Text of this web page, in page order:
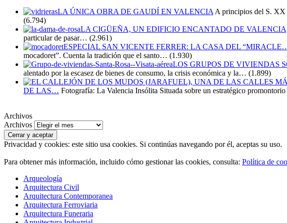
LA ÚNICA OBRA DE GAUDÍ EN VALENCIA A principios del S. XX
(6.794)
LA CIGÜEÑA, UN EDIFICIO ENCANTADO DE VALENCIA
particular de pasar… (2.961)
ESPECIAL SAN VICENTE FERRER: LA CASA DEL
mocadoret”. Cuenta la tradición que el santo… (1.930)
LOS GRUPOS DE VIVIENDAS
alentado por la escasez de bienes de consumo, la crisis económica y la… (1.899)
DE LAS… Fotografía: La Valencia Insólita Situada sobre un estratégico
Archivos
Archivos
Privacidad y cookies: este sitio usa cookies. Si continúas navegando por él, aceptas su uso.
Para obtener más información, incluido cómo gestionar las cookies, consulta: Política de
Arqueología
Arquitectura Civil
Arquitectura Contemporanea
Arquitectura Ferroviaria
Arquitectura Funeraria